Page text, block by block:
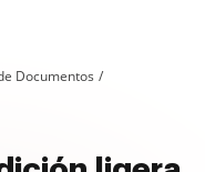
Documentos